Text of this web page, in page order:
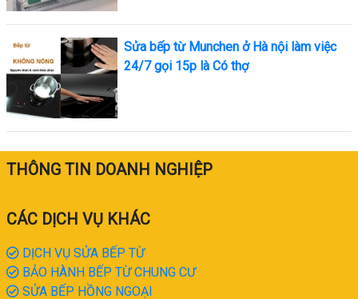
Sửa bếp từ Munchen ở Hà nội làm việc
24/7 gọi 15p là Có thợ
THÔNG TIN DOANH NGHIỆP
CÁC DỊCH VỤ KHÁC
DỊCH VỤ SỬA BẾP TỪ
BẢO HÀNH BẾP TỪ CHUNG CƯ
SỬA BẾP HỒNG NGOẠI